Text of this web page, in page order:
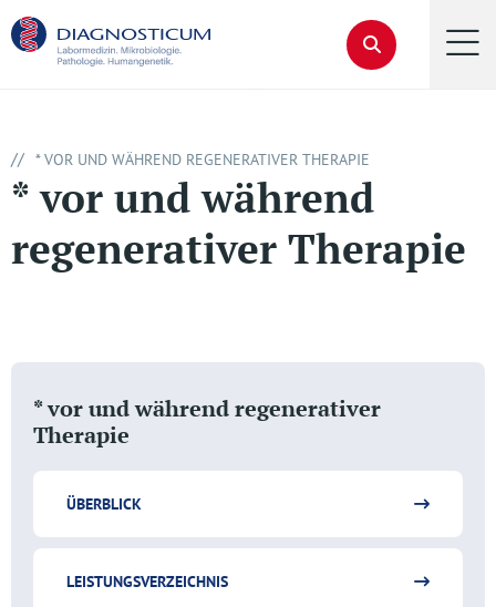
* vor und während regenerativer
Therapie
ÜBERBLICK
LEISTUNGSVERZEICHNIS
// * VOR UND WÄHREND REGENERATIVER THERAPIE
* vor und während
regenerativer Therapie